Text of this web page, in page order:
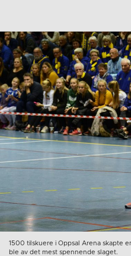
1500 tilskuere i Oppsal Arena skapte
ble av det mest spennende slaget.